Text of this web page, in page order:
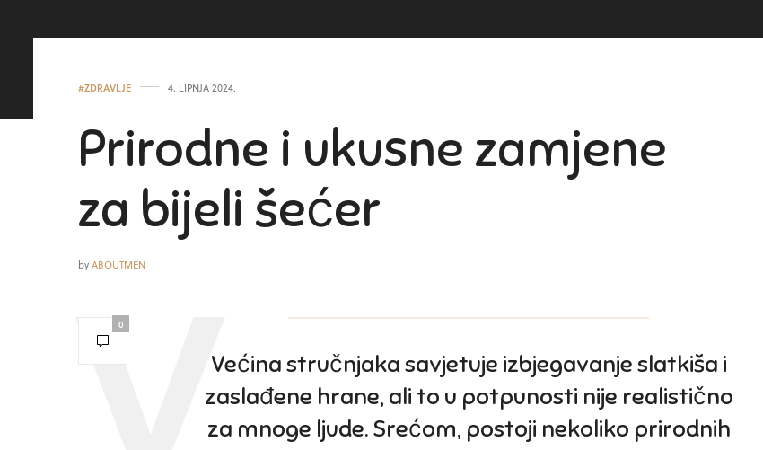
#ZDRAVLJE 4. LIPNJA 2024.
Prirodne i ukusne zamjene
za bijeli šećer
byABOUTMEN
0
Većina stručnjaka savjetuje izbjegavanje slatkiša i
zaslađene hrane, ali to u potpunosti nije realistično
za mnoge ljude. Srećom, postoji nekoliko prirodnih